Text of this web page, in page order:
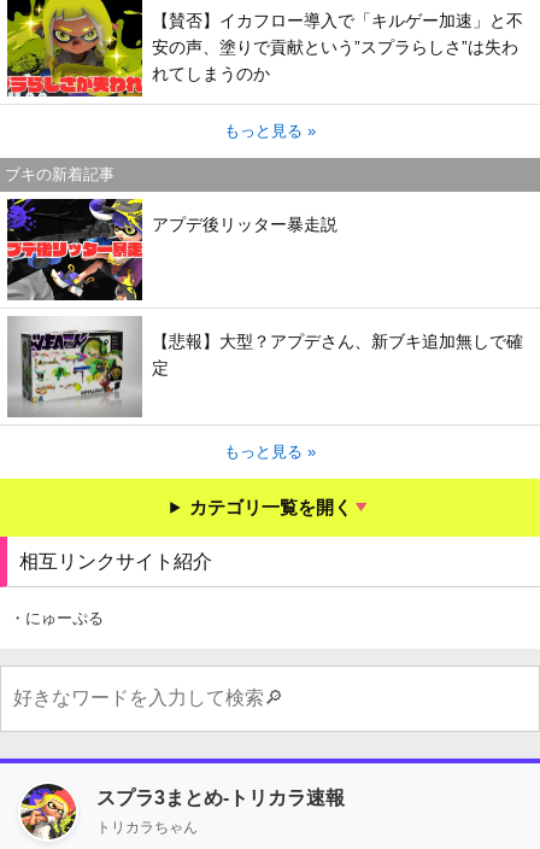
【賛否】イカフロー導入で「キルゲー加速」と不
安の声、塗りで貢献という”スプラらしさ”は失わ
れてしまうのか
もっと見る »
ブキの新着記事
アプデ後リッター暴走説
【悲報】大型？アプデさん、新ブキ追加無しで確
定
もっと見る »
カテゴリ一覧を開く
相互リンクサイト紹介
・にゅーぷる
スプラ3まとめ-トリカラ速報
トリカラちゃん